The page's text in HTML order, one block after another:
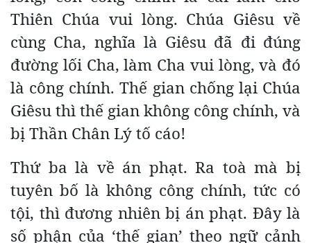
Thiên Chúa vui lòng. Chúa Giêsu về
cùng Cha, nghĩa là Giêsu đã đi đúng
đường lối Cha, làm Cha vui lòng, và đó
là công chính. Thế gian chống lại Chúa
Giêsu thì thế gian không công chính, và
bị Thần Chân Lý tố cáo!
Thứ ba là về án phạt. Ra toà mà bị
tuyên bố là không công chính, tức có
tội, thì đương nhiên bị án phạt. Đây là
số phận của ‘thế gian’ theo ngữ cảnh